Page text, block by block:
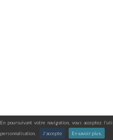
En poursuivant votre navigation, vous acceptez
personnalisation.
J'accepte En savoir plus.